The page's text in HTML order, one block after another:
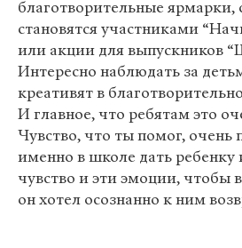
благотворительные ярмарки,
становятся участниками
или акции для выпускников
Интересно наблюдать за
креативят в
И главное, что ребятам это
Чувство, что ты помог, очень
именно в школе дать ребенку
чувство и эти эмоции, чтобы
он хотел осознанно к ним